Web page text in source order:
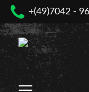
springen
+(49)7042 -